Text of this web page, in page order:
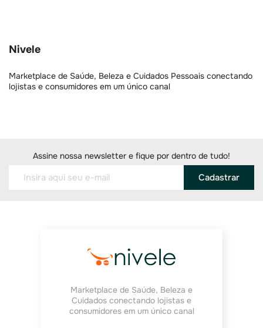
Nivele
Marketplace de Saúde, Beleza e Cuidados Pessoais conectando
lojistas e consumidores em um único canal
Assine nossa newsletter e fique por dentro de tudo!
Cadastrar
Marketplace de Saúde, Beleza e
Cuidados conectando lojistas e
consumidores em um único canal